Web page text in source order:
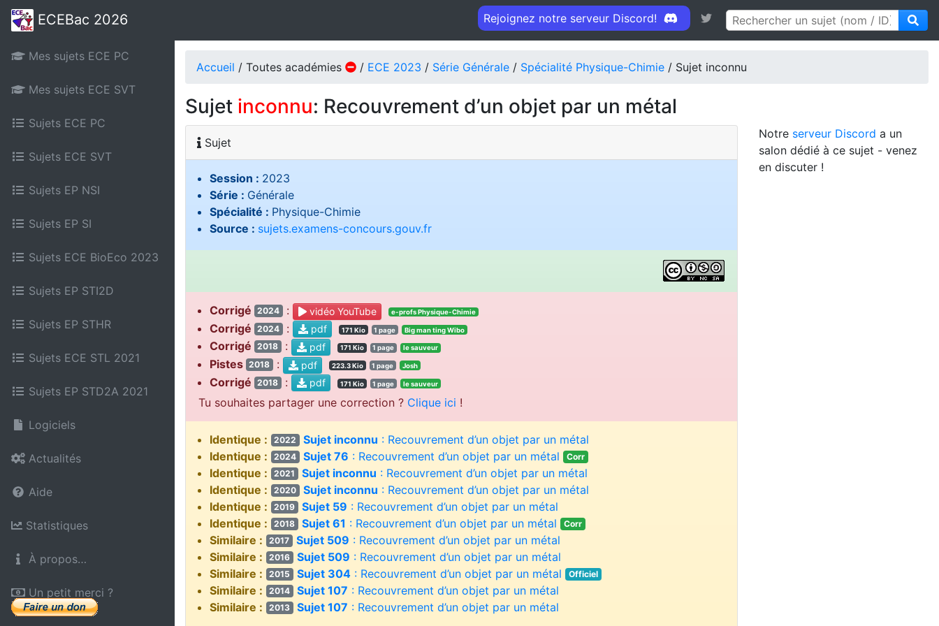
ECEBac 2026
Mes sujets ECE PC
Mes sujets ECE SVT
Sujets ECE PC
Sujets ECE SVT
Sujets EP NSI
Sujets EP SI
Sujets ECE BioEco 2023
Sujets EP STI2D
Sujets EP STHR
Sujets ECE STL 2021
Sujets EP STD2A 2021
Logiciels
Actualités
Aide
Statistiques
À propos…
Un petit merci ?
Rejoignez notre serveur Discord!
Accueil / Toutes académies / ECE 2023 / Série Générale / Spécialité Physique-Chimie / Sujet inconnu
Sujet inconnu: Recouvrement d’un objet par un métal
Sujet
Session : 2023
Série : Générale
Spécialité : Physique-Chimie
Source : sujets.examens-concours.gouv.fr
Corrigé 2024 : vidéo YouTube e-profs Physique-Chimie
Corrigé 2024 : pdf 171 Kio 1 page Big man ting Wibo
Corrigé 2018 : pdf 171 Kio 1 page le sauveur
Pistes 2018 : pdf 223.3 Kio 1 page Josh
Corrigé 2018 : pdf 171 Kio 1 page le sauveur
Tu souhaites partager une correction ? Clique ici !
Identique : 2022 Sujet inconnu : Recouvrement d’un objet par un métal
Identique :
2024 Sujet 76 : Recouvrement d’un objet par un métal Corr
Identique : 2021 Sujet inconnu : Recouvrement d’un objet par un métal
Identique :
2020 Sujet inconnu : Recouvrement d’un objet par un métal
Identique :
2019 Sujet 59 : Recouvrement d’un objet par un métal
Identique :
2018 Sujet 61 : Recouvrement d’un objet par un métal Corr
Similaire : 2017 Sujet 509 : Recouvrement d’un objet par un métal
Similaire :
2016 Sujet 509 : Recouvrement d’un objet par un métal
Similaire :
2015 Sujet 304 : Recouvrement d’un objet par un métal Officiel
Similaire : 2014 Sujet 107 : Recouvrement d’un objet par un métal
Similaire :
2013 Sujet 107 : Recouvrement d’un objet par un métal
Notre serveur Discord a un
salon dédié à ce sujet - venez
en discuter !